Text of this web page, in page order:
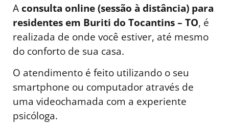
Aconsulta online (sessão à distância) para
residentes em Buriti do Tocantins – TO, é
realizada de onde você estiver, até mesmo
do conforto de sua casa.
O atendimento é feito utilizando o seu
smartphone ou computador através de
uma videochamada com a experiente
psicóloga.